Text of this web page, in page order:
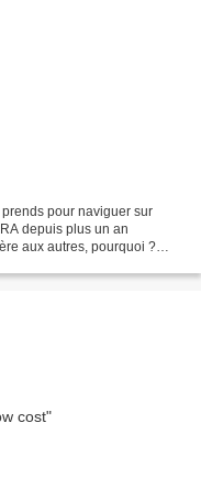
pour naviguer sur
depuis plus un an
aux autres, pourquoi ?